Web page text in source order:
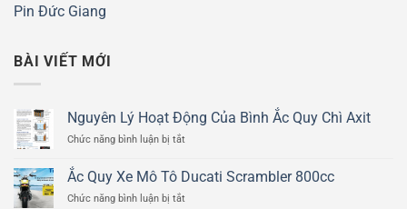
Pin Đức Giang
BÀI VIẾT MỚI
Nguyên Lý Hoạt Động Của Bình Ắc Quy Chì Axit
Chức năng bình luận bị tắt
Lý
Hoạt
Động
Ắc Quy Xe Mô Tô Ducati Scrambler 800cc
Chức năng bình luận bị tắt